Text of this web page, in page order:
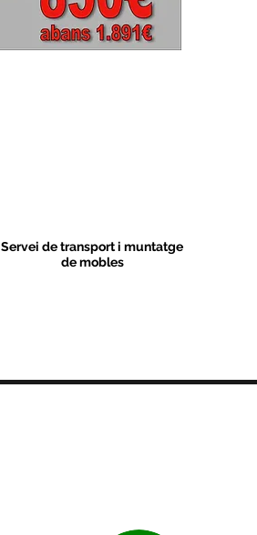
Servei de transport i muntatge
de mobles